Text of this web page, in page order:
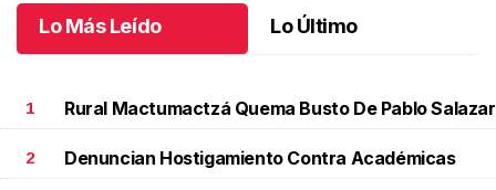
Lo Más Leído Lo Último
1 Rural Mactumactzá Quema Busto De Pablo Salazar
2 Denuncian Hostigamiento Contra Académicas